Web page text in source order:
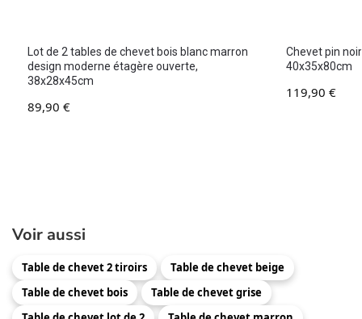
Lot de 2 tables de chevet bois blanc marron
design moderne étagère ouverte,
38x28x45cm
89,90 €
Chevet pin
40x35x80cm
119,90 €
Voir aussi
Table de chevet 2 tiroirs
Table de chevet beige
Table de chevet bois
Table de chevet grise